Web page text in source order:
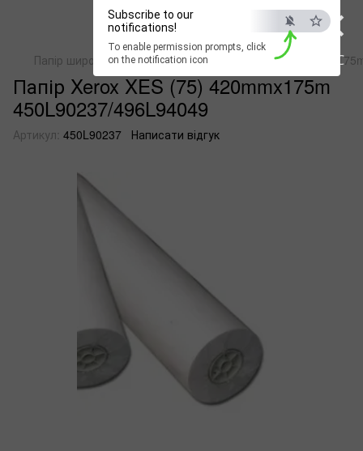
×
ESC
Subscribe to our
notifications!
To enable permission prompts, click
on the notification icon
Папір широкоформатний Папір Xerox XES (75)
Папір Xerox XES (75) 420mmx175m
450L90237/496L94049
Артикул: 450L90237 Написати відгук